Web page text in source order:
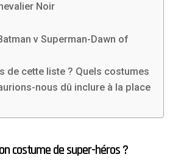
Noir
v Superman-Dawn of
de cette liste ? Quels costumes
nous dû inclure à la place
costume de super-héros ?